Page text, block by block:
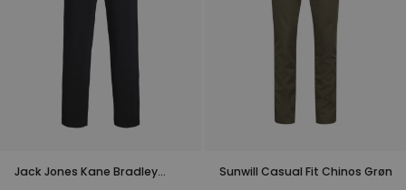
Jack Jones Kane Bradley
Sunwill Casual Fit Chinos Grøn